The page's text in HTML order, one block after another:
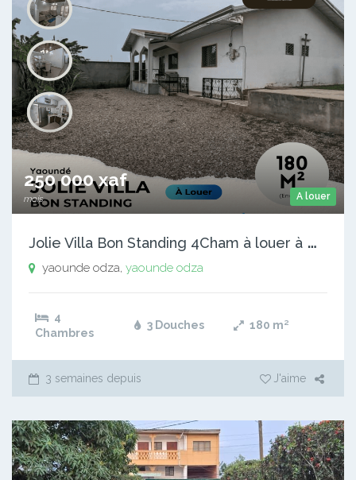
A louer
250 000 xaf
mois
J
olie Villa Bon Standing 4Cham à louer à Odza
yaounde odza, yaounde odza
4
Chambres
3 Douches 180 m²
3 semaines depuis J'aime